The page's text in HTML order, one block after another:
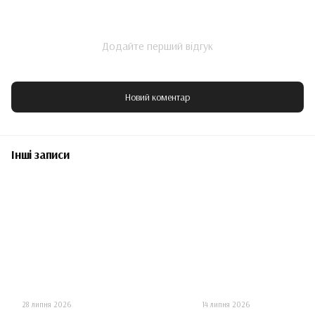
Додайте перший відгук
Новий коментар
Інші записи
28 липня 2026 14 липня 2026